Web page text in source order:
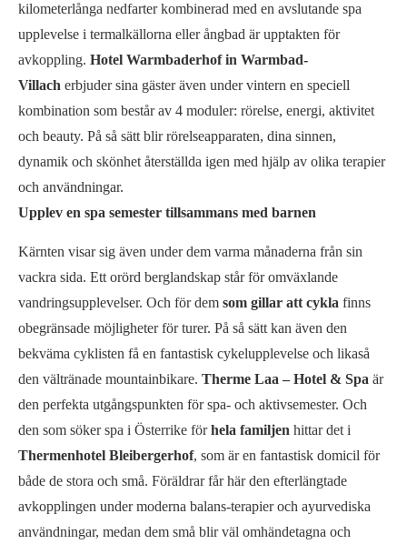
kilometerlånga nedfarter kombinerad med en avslutande spa
upplevelse i termalkällorna eller ångbad är upptakten för
avkoppling. Hotel Warmbaderhof in Warmbad-
Villach erbjuder sina gäster även under vintern en speciell
kombination som består av 4 moduler: rörelse, energi, aktivitet
och beauty. På så sätt blir rörelseapparaten, dina sinnen,
dynamik och skönhet återställda igen med hjälp av olika terapier
och användningar.
Upplev en spa semester tillsammans med barnen
Kärnten visar sig även under dem varma månaderna från sin
vackra sida. Ett orörd berglandskap står för omväxlande
vandringsupplevelser. Och för dem som gillar att cykla finns
obegränsade möjligheter för turer. På så sätt kan även den
bekväma cyklisten få en fantastisk cykelupplevelse och likaså
den vältränade mountainbikare. Therme Laa – Hotel & Spa är
den perfekta utgångspunkten för spa- och aktivsemester. Och
den som söker spa i Österrike förhela familjen hittar det i
Thermenhotel Bleibergerhof, som är en fantastisk domicil för
både de stora och små. Föräldrar får här den efterlängtade
avkopplingen under moderna balans-terapier och ayurvediska
användningar, medan dem små blir väl omhändetagna och